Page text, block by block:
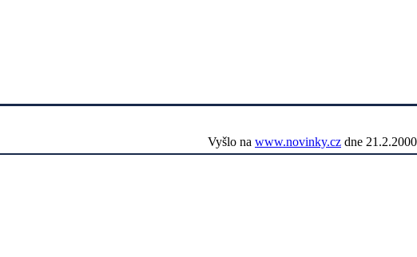
Vyšlo na www.novinky.cz dne 21.2.2000